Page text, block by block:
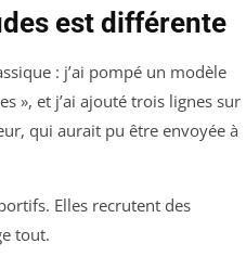
est différente
: j’ai pompé un modèle
», et j’ai ajouté trois lignes sur
qui aurait pu être envoyée à
Elles recrutent des
tout.